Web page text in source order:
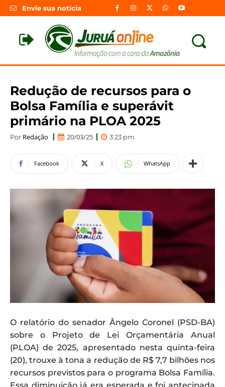
Envie sua notícia
Redução de recursos para o
Bolsa Família e superávit
primário na PLOA 2025
Por Redação 20/03/25 3:23 pm
Facebook X WhatsApp
O relatório do senador Ângelo Coronel (PSD-BA)
sobre o Projeto de Lei Orçamentária Anual
(PLOA) de 2025, apresentado nesta quinta-feira
(20), trouxe à tona a redução de R$ 7,7 bilhões nos
recursos previstos para o programa Bolsa Família.